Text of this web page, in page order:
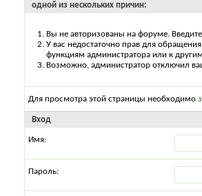
одной из нескольких причин:
Вы не авторизованы на форуме.
У вас недостаточно прав для
функциям администратора или к
Возможно, администратор отключил
Для просмотра этой страницы необходимо
Вход
Имя:
Пароль: